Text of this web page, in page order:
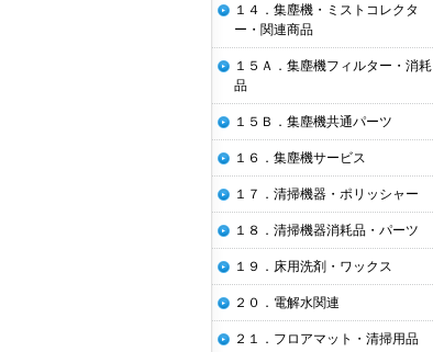
１４．集塵機・ミストコレクタ
ー・関連商品
１５Ａ．集塵機フィルター・消耗
品
１５Ｂ．集塵機共通パーツ
１６．集塵機サービス
１７．清掃機器・ポリッシャー
１８．清掃機器消耗品・パーツ
１９．床用洗剤・ワックス
２０．電解水関連
２１．フロアマット・清掃用品